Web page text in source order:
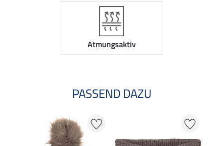
Atmungsaktiv
PASSEND DAZU